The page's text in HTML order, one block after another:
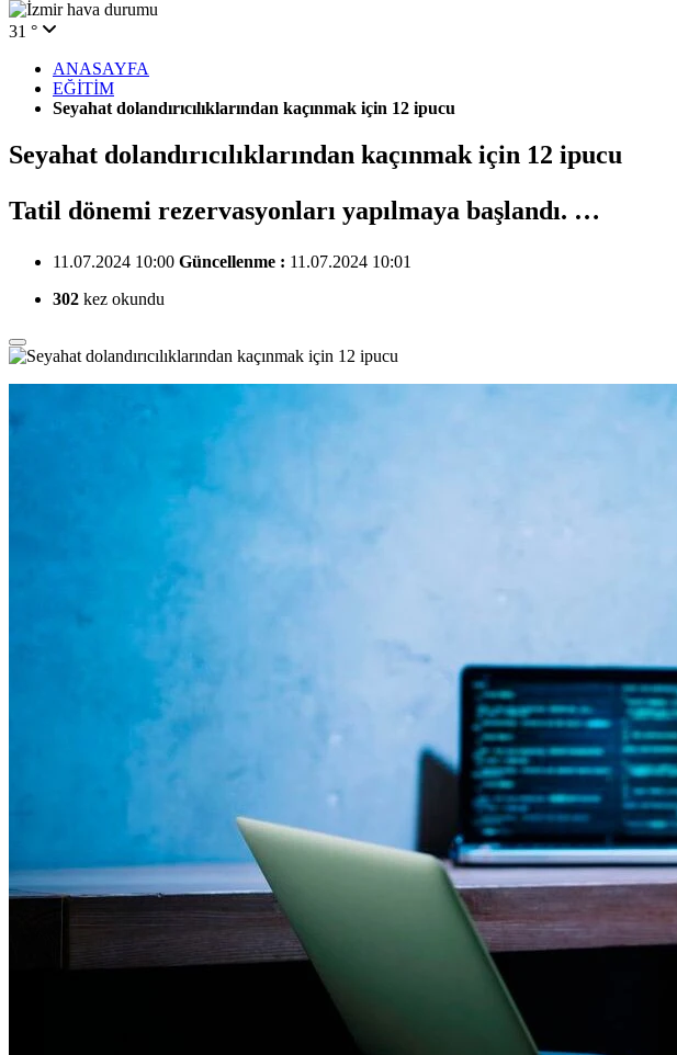
31 °
ANASAYFA
EĞİTİM
Seyahat dolandırıcılıklarından kaçınmak için 12 ipucu
Seyahat dolandırıcılıklarından kaçınmak için 12 ipucu
Tatil dönemi rezervasyonları yapılmaya başlandı. …
11.07.2024 10:00 Güncellenme : 11.07.2024 10:01
302 kez okundu